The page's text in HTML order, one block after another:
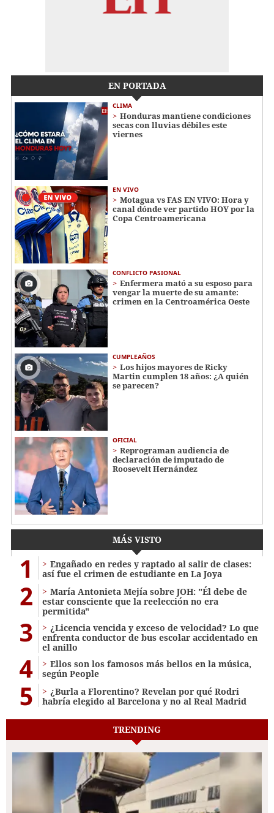
EN PORTADA
CLIMA
Honduras mantiene condiciones
secas con lluvias débiles este
viernes
EN VIVO
Motagua vs FAS EN VIVO: Hora y
canal dónde ver partido HOY por la
Copa Centroamericana
CONFLICTO PASIONAL
Enfermera mató a su esposo para
vengar la muerte de su amante:
crimen en la Centroamérica Oeste
CUMPLEAÑOS
Los hijos mayores de Ricky
Martin cumplen 18 años: ¿A quién
se parecen?
OFICIAL
Reprograman audiencia de
declaración de imputado de
Roosevelt Hernández
MÁS VISTO
1
Engañado en redes y raptado al salir de clases:
así fue el crimen de estudiante en La Joya
2
María Antonieta Mejía sobre JOH: "Él debe de
estar consciente que la reelección no era
permitida"
3
¿Licencia vencida y exceso de velocidad? Lo que
enfrenta conductor de bus escolar accidentado en
el anillo
4
Ellos son los famosos más bellos en la música,
según People
5
¿Burla a Florentino? Revelan por qué Rodri
habría elegido al Barcelona y no al Real Madrid
TRENDING